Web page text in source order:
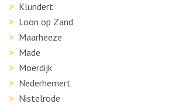
Klundert
Loon op Zand
Maarheeze
Made
Moerdijk
Nederhemert
Nistelrode